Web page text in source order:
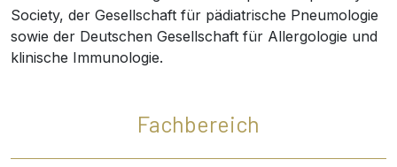
Society, der Gesellschaft für pädiatrische Pneumologie
sowie der Deutschen Gesellschaft für Allergologie und
klinische Immunologie.
Fachbereich